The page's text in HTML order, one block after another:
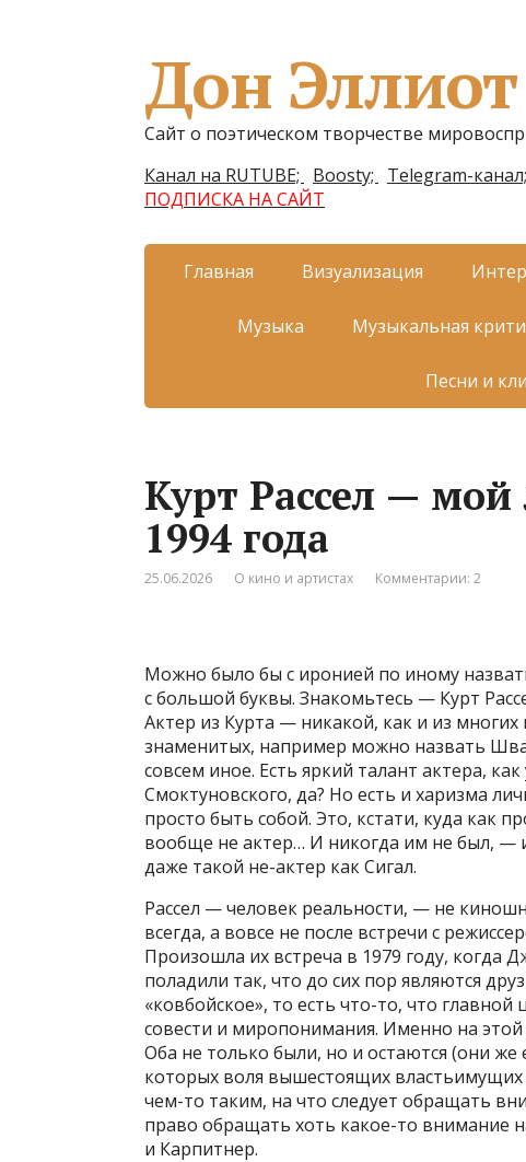
Дон Эллиот
Сайт о поэтическом творчестве
Канал на RUTUBE;
Boosty; Telegram-канал;
ПОДПИСКА НА САЙТ
Главная Визуализация
Музыка Музыкальная
Песни и
Курт Рассел —
1994 года
25.06.2026 О кино и артистах Комментарии: 2
Можно было бы с иронией по иному
с большой буквы. Знакомьтесь — Курт
Актер из Курта — никакой, как и из
знаменитых, например можно назвать
совсем иное. Есть яркий талант актера,
Смоктуновского, да? Но есть и харизма
просто быть собой. Это, кстати, куда как
вообще не актер… И никогда им не был, —
даже такой не-актер как Сигал.
Рассел — человек реальности, — не
всегда, а вовсе не после встречи с
Произошла их встреча в 1979 году, когда
поладили так, что до сих пор являются
«ковбойское», то есть что-то, что
совести и миропонимания. Именно на
Оба не только были, но и остаются (они
которых воля вышестоящих
чем-то таким, на что следует обращать
право обращать хоть какое-то внимание
и Карпитнер.